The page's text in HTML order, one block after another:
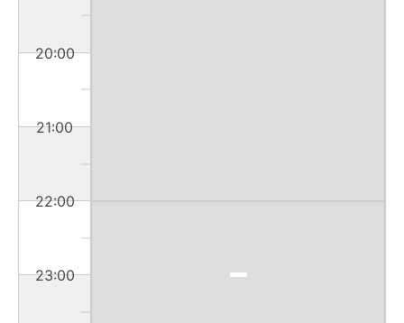
20:00
21:00
22:00
23:00